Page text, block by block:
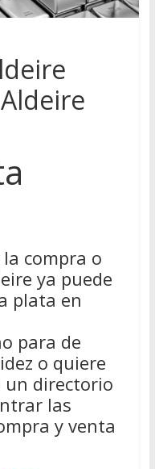
compra o
ya puede
plata en
para de
o quiere
un directorio
las
y venta